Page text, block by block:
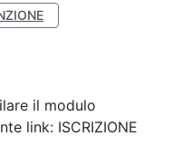
il modulo
link: ISCRIZIONE